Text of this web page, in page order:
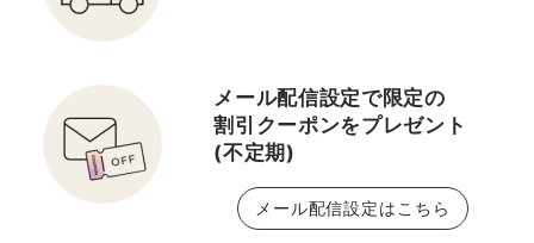
ョコレート インパクト リ
キッド アイライナー
＿＿＿＿＿＿＿＿＿＿＿
＿＿＿＿＿＿＿＿＿＿＿
＿＿ 🌷おすすめポイン
ト🌷 メイクのポイントと
なるチーク、リップ、ア
メール配信設定で限定の
割引クーポンをプレゼント
(不定期)
メール配信設定はこちら